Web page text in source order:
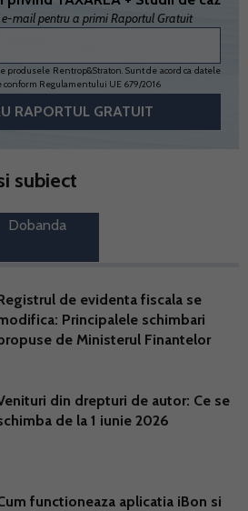
mail pentru a primi Raportul Gratuit
produsele Rentrop&Straton. Sunt de acord ca datele
conform Regulamentului UE 679/2016
subiect
Dobanda
de evidenta fiscala se
Principalele schimbari
de Ministerul Finantelor
din drepturi de autor: Ce se
de la 1 iunie 2026
functioneaza aplicatia iBon si